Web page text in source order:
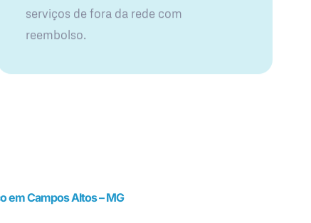
serviços de fora da rede com
reembolso.
em Campos Altos – MG